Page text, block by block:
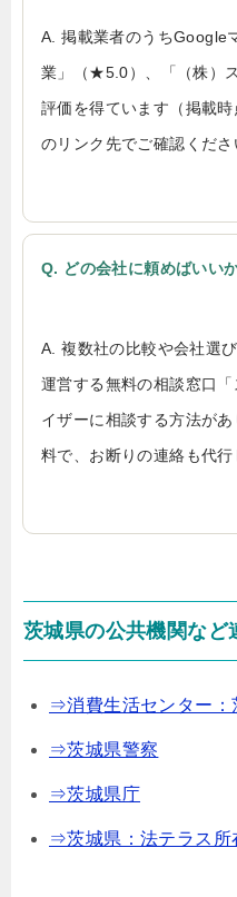
A. 掲載業者のうちGoogle
業」（★5.0）、「（株）
評価を得ています（掲載
のリンク先でご確認くださ
Q. どの会社に頼めばいい
A. 複数社の比較や会社選
運営する無料の相談窓口
イザーに相談する方法が
料で、お断りの連絡も代行
茨城県の公共機関など
⇒消費生活センター：
⇒茨城県警察
⇒茨城県庁
⇒茨城県：法テラス所